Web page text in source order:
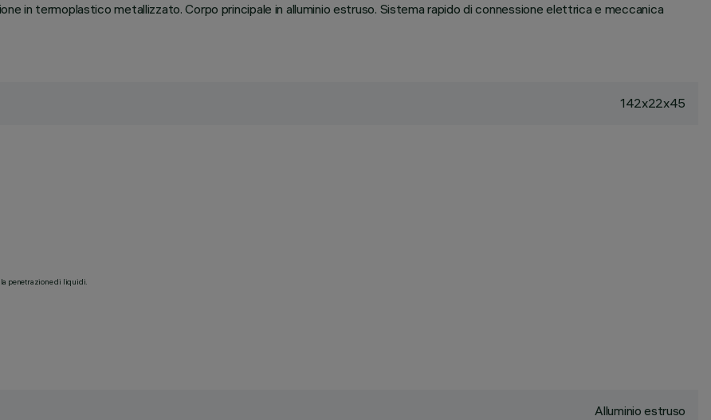
in termoplastico metallizzato. Corpo principale in alluminio estruso. Sistema rapido di connessione elettrica e meccanica
142x22x45
penetrazione di liquidi.
Alluminio estruso